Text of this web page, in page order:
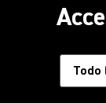
Todo